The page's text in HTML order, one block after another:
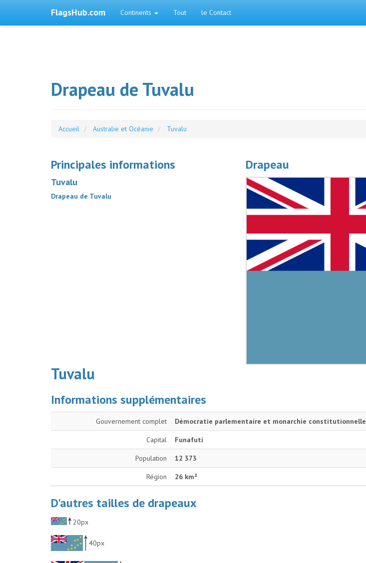
FlagsHub.com Continents Tout le Contact
Drapeau de Tuvalu
Accueil Australie et Océanie Tuvalu
Principales informations
Tuvalu
Drapeau de Tuvalu
Drapeau
Tuvalu
Informations supplémentaires
Gouvernement complet Démocratie parlementaire et monarchie constitutionnelle
Capital Funafuti
Population 12 373
Région 26 km²
D'autres tailles de drapeaux
20px
40px